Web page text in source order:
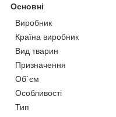
Основні
Виробник
Країна виробник
Вид тварин
Призначення
Об`єм
Особливості
Тип